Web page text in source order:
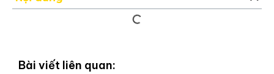
Bài viết liên quan: